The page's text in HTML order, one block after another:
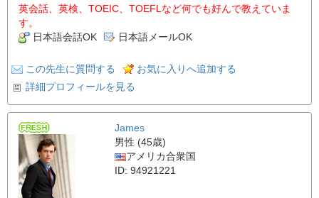
英会話、英検、TOEIC、TOEFLなど何でも好んで教えていま
す。
日本語会話OK
日本語メールOK
この先生に質問する
お気に入りへ追加する
詳細プロフィールを見る
James
男性 (45歳)
アメリカ合衆国
ID: 94921221